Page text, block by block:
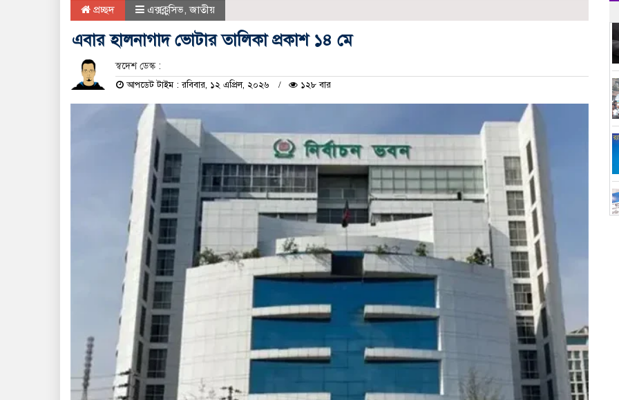
প্রচ্ছদ এক্সক্লুসিভ,জাতীয়
এবার হালনাগাদ ভোটার তালিকা প্রকাশ ১৪ মে
স্বদেশ ডেস্ক :
আপডেট টাইম : রবিবার, ১২ এপ্রিল, ২০২৬ ১২৮ বার